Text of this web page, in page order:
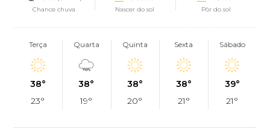
Chance chuva Nascer do sol Pôr do sol
Terça
38°
23°
Quarta
38°
19°
Quinta
38°
20°
Sexta
38°
21°
Sábado
39°
21°